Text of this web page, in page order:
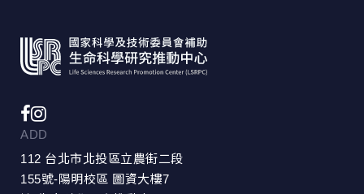
ADD
112 台北市北投區立農街二段
155號-陽明校區 圖資大樓7